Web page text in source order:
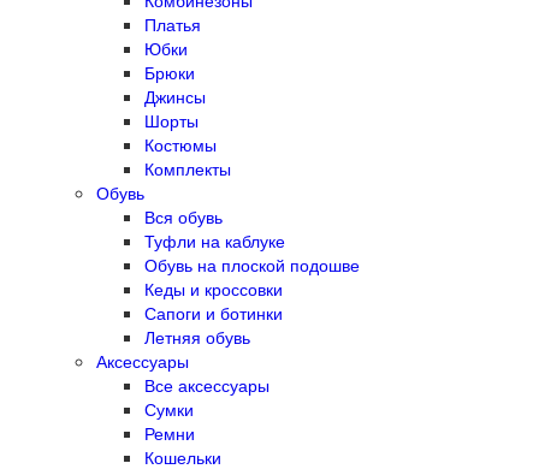
Платья
Юбки
Брюки
Джинсы
Шорты
Костюмы
Комплекты
Обувь
Вся обувь
Туфли на каблуке
Обувь на плоской подошве
Кеды и кроссовки
Сапоги и ботинки
Летняя обувь
Аксессуары
Все аксессуары
Сумки
Ремни
Кошельки